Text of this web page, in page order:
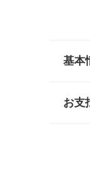
基本
お支